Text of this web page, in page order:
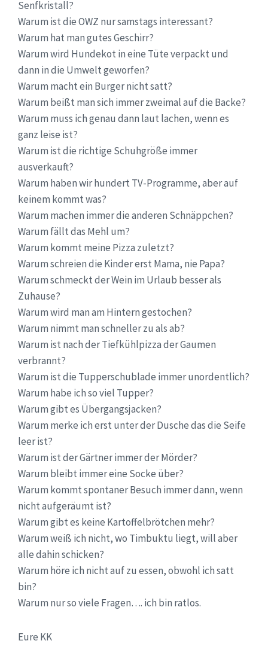
Senfkristall?
Warum ist die OWZ nur samstags interessant?
Warum hat man gutes Geschirr?
Warum wird Hundekot in eine Tüte verpackt und
dann in die Umwelt geworfen?
Warum macht ein Burger nicht satt?
Warum beißt man sich immer zweimal auf die Backe?
Warum muss ich genau dann laut lachen, wenn es
ganz leise ist?
Warum ist die richtige Schuhgröße immer
ausverkauft?
Warum haben wir hundert TV-Programme, aber auf
keinem kommt was?
Warum machen immer die anderen Schnäppchen?
Warum fällt das Mehl um?
Warum kommt meine Pizza zuletzt?
Warum schreien die Kinder erst Mama, nie Papa?
Warum schmeckt der Wein im Urlaub besser als
Zuhause?
Warum wird man am Hintern gestochen?
Warum nimmt man schneller zu als ab?
Warum ist nach der Tiefkühlpizza der Gaumen
verbrannt?
Warum ist die Tupperschublade immer unordentlich?
Warum habe ich so viel Tupper?
Warum gibt es Übergangsjacken?
Warum merke ich erst unter der Dusche das die Seife
leer ist?
Warum ist der Gärtner immer der Mörder?
Warum bleibt immer eine Socke über?
Warum kommt spontaner Besuch immer dann, wenn
nicht aufgeräumt ist?
Warum gibt es keine Kartoffelbrötchen mehr?
Warum weiß ich nicht, wo Timbuktu liegt, will aber
alle dahin schicken?
Warum höre ich nicht auf zu essen, obwohl ich satt
bin?
Warum nur so viele Fragen…. ich bin ratlos.
Eure KK